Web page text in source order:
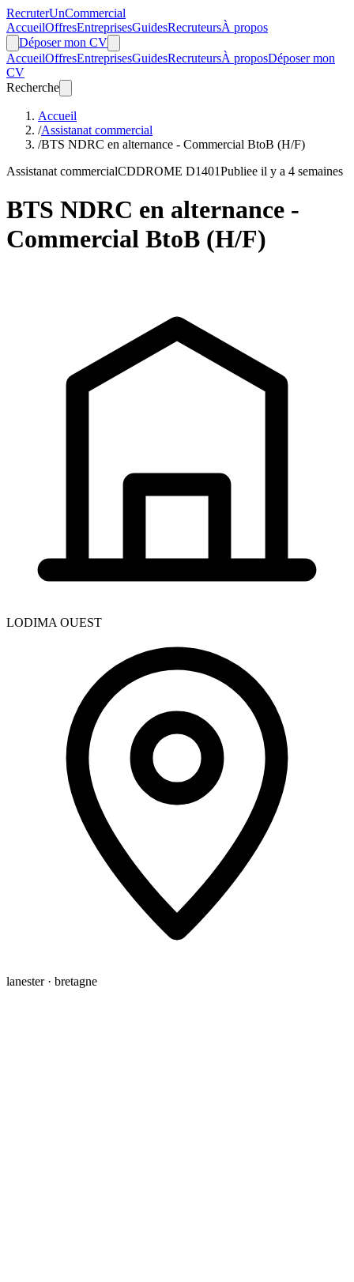
RecruterUnCommercial
AccueilOffresEntreprisesGuidesRecruteursÀ propos
Déposer mon CV
AccueilOffresEntreprisesGuidesRecruteursÀ proposDéposer mon
CV
Recherche
Accueil
/Assistanat commercial
/BTS NDRC en alternance - Commercial BtoB (H/F)
Assistanat commercialCDDROME D1401Publiee il y a 4 semaines
BTS NDRC en alternance -
Commercial BtoB (H/F)
LODIMA OUEST
lanester · bretagne